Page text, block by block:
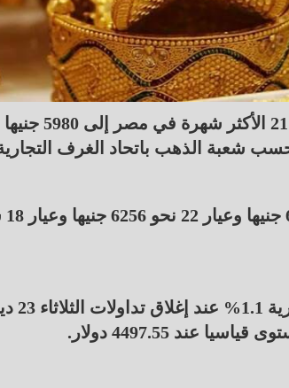
وصل سعر
الذهب باتحاد الغرف التجارية، اليوم
عند 4497.55 دولار.